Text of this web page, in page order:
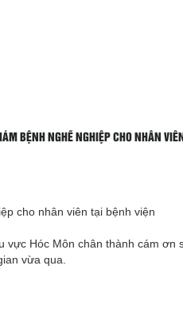
BỆNH NGHỀ NGHIỆP CHO NHÂN
cho nhân viên tại bệnh viện
vực Hóc Môn chân thành cám ơn
vừa qua.